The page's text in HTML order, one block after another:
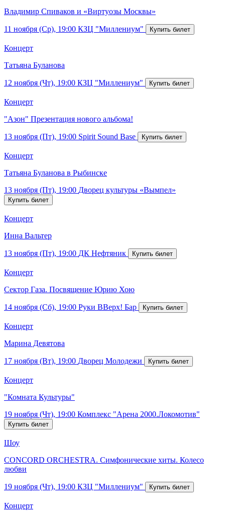
Владимир Спиваков и «Виртуозы Москвы»
11 ноября (Ср), 19:00 КЗЦ "Миллениум"
Концерт
Татьяна Буланова
12 ноября (Чт), 19:00 КЗЦ "Миллениум"
Концерт
"Азон" Презентация нового альбома!
13 ноября (Пт), 19:00 Spirit Sound Base
Концерт
Татьяна Буланова в Рыбинске
13 ноября (Пт), 19:00 Дворец культуры «Вымпел»
Концерт
Инна Вальтер
13 ноября (Пт), 19:00 ДК Нефтяник
Концерт
Сектор Газа. Посвящение Юрию Хою
14 ноября (Сб), 19:00 Руки ВВерх! Бар
Концерт
Марина Девятова
17 ноября (Вт), 19:00 Дворец Молодежи
Концерт
"Комната Культуры"
19 ноября (Чт), 19:00 Комплекс "Арена 2000.Локомотив"
Шоу
CONCORD ORCHESTRA. Симфонические хиты. Колесо
любви
19 ноября (Чт), 19:00 КЗЦ "Миллениум"
Концерт